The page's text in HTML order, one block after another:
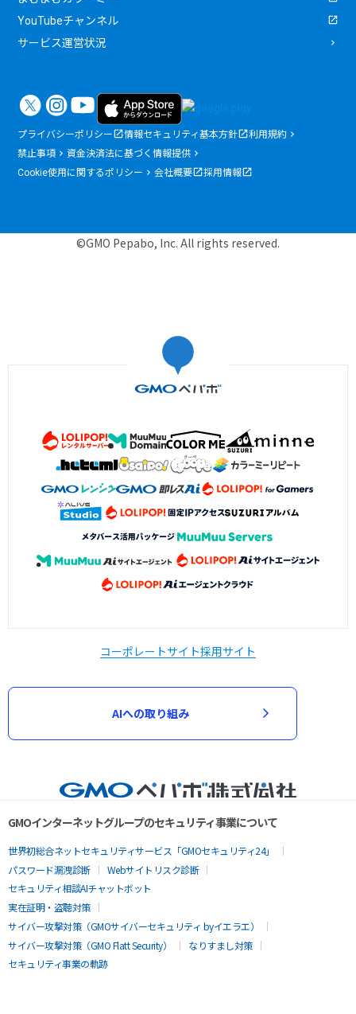
YouTubeチャンネル
サービス運営状況
プライバシーポリシー 情報セキュリティ基本方針
利用規約
禁止事項
資金決済法に基づく情報提供
Cookie使用に関するポリシー
会社概要 採用情報
©GMO Pepabo, Inc. All rights reserved.
コーポレートサイト採用サイト
AIへの取り組み
GMOインターネットグループのセキュリティ事業について
世界初総合ネットセキュリティサービス「GMOセキュリティ24」
パスワード漏洩診断
Webサイトリスク診断
セキュリティ相談AIチャットボット
実在証明・盗聴対策
サイバー攻撃対策（GMOサイバーセキュリティ byイエラエ）
サイバー攻撃対策（GMO Flatt Security）
なりすまし対策
セキュリティ事業の軌跡